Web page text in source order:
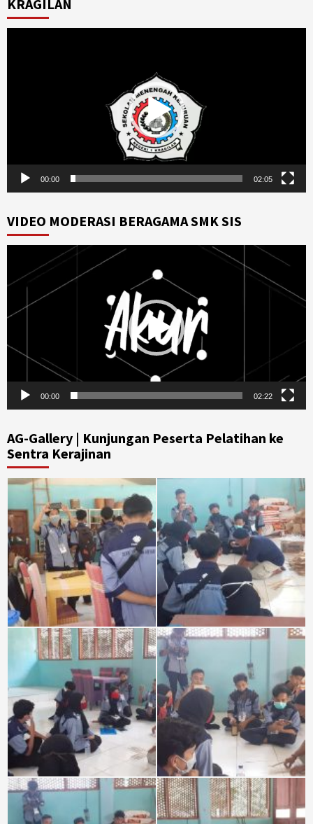
KRAGILAN
00:00 02:05
VIDEO MODERASI BERAGAMA SMK SIS
Player
00:00 02:22
AG-Gallery | Kunjungan Peserta Pelatihan ke
Sentra Kerajinan